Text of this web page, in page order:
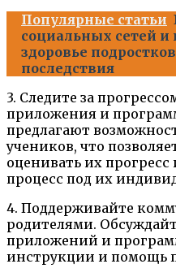
Популярные статьи
социальных сетей и
здоровье
последствия
3. Следите за
приложения и
предлагают
учеников, что
оценивать их
процесс под их
4. Поддерживайте
родителями.
приложений и
инструкции и помощь